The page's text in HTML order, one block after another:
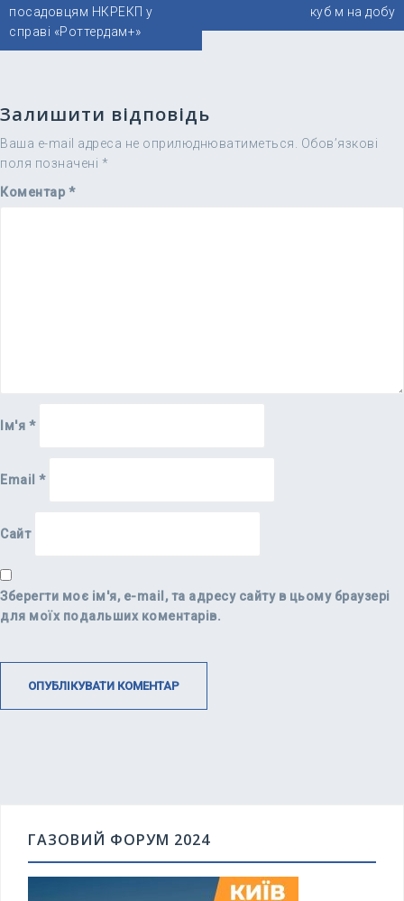
посадовцям НКРЕКП у
справі «Роттердам+»
куб м на добу
Залишити відповідь
Ваша e-mail адреса не оприлюднюватиметься.
Обов’язкові
поля позначені *
Коментар *
Ім'я *
Email *
Сайт
Зберегти моє ім'я, e-mail, та адресу сайту в цьому браузері
для моїх подальших коментарів.
ГАЗОВИЙ ФОРУМ 2024